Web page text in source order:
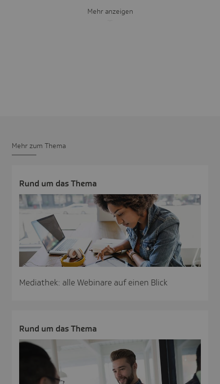
Mehr anzeigen
Mehr zum Thema
Rund um das Thema
Mediathek: alle Webinare auf einen Blick
Rund um das Thema